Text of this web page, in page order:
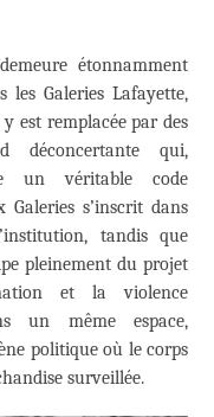
étonnamment
les Galeries Lafayette,
est remplacée par des
déconcertante qui,
un véritable code
s’inscrit dans
tandis que
pleinement du projet
et la violence
un même espace,
politique où le corps
surveillée.